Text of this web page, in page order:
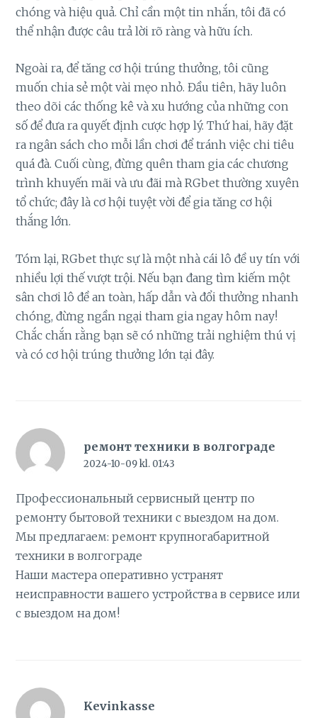
chóng và hiệu quả. Chỉ cần một tin nhắn, tôi đã có
thể nhận được câu trả lời rõ ràng và hữu ích.
Ngoài ra, để tăng cơ hội trúng thưởng, tôi cũng
muốn chia sẻ một vài mẹo nhỏ. Đầu tiên, hãy luôn
theo dõi các thống kê và xu hướng của những con
số để đưa ra quyết định cược hợp lý. Thứ hai, hãy đặt
ra ngân sách cho mỗi lần chơi để tránh việc chi tiêu
quá đà. Cuối cùng, đừng quên tham gia các chương
trình khuyến mãi và ưu đãi mà RGbet thường xuyên
tổ chức; đây là cơ hội tuyệt vời để gia tăng cơ hội
thắng lớn.
Tóm lại, RGbet thực sự là một nhà cái lô đề uy tín với
nhiều lợi thế vượt trội. Nếu bạn đang tìm kiếm một
sân chơi lô đề an toàn, hấp dẫn và đổi thưởng nhanh
chóng, đừng ngần ngại tham gia ngay hôm nay!
Chắc chắn rằng bạn sẽ có những trải nghiệm thú vị
và có cơ hội trúng thưởng lớn tại đây.
ремонт техники в волгограде
2024-10-09 kl. 01:43
Профессиональный сервисный центр по
ремонту бытовой техники с выездом на дом.
Мы предлагаем:ремонт крупногабаритной
техники в волгограде
Наши мастера оперативно устранят
неисправности вашего устройства в сервисе или
с выездом на дом!
Kevinkasse